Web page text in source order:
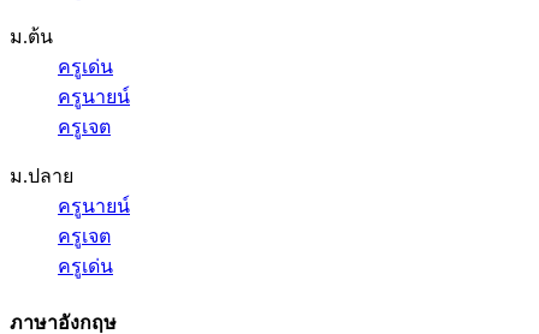
ม.ต้น
ครูเด่น
ครูนายน์
ครูเจต
ม.ปลาย
ครูนายน์
ครูเจต
ครูเด่น
ภาษาอังกฤษ